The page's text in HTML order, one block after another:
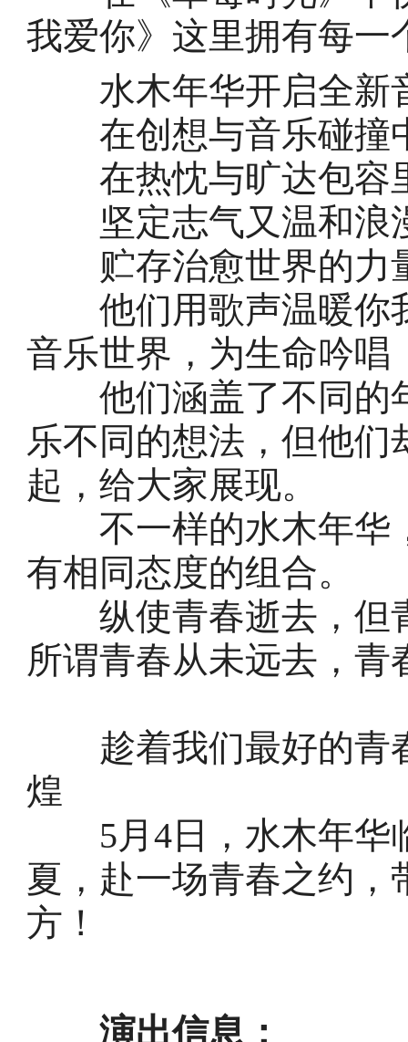
我爱你》这里拥有每一
水木年华开启全新
在创想与音乐碰撞
在热忱与旷达包容
坚定志气又温和浪
贮存治愈世界的力
他们用歌声温暖你
音乐世界，为生命吟唱
他们涵盖了不同的
乐不同的想法，但他
起，给大家展现。
不一样的水木年华
有相同态度的组合。
纵使青春逝去，但
所谓青春从未远去，青
趁着我们最好的青
煌
5月4日，水木年华
夏，赴一场青春之约
方！
演出信息：